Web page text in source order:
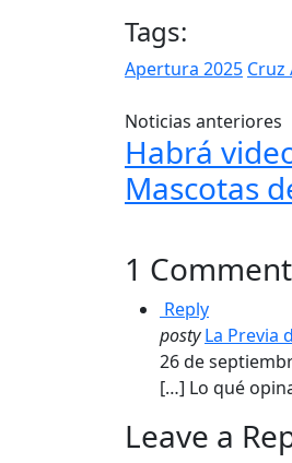
Tags:
Apertura 2025 Cruz
Noticias anteriores
Habrá
Mascotas
1 Comment
Reply
posty La Previa
26 de
[…] Lo qué
Leave a